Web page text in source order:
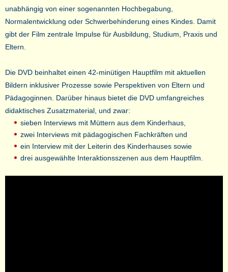
unabhängig von einer sogenannten Hochbegabung,
Normalentwicklung oder Schwerbehinderung eines Kindes. Damit
gibt der Film zentrale Impulse für Ausbildung, Studium, Praxis und
Eltern.
Die DVD beinhaltet einen 42-minütigen Hauptfilm mit aktuellen
Bildern inklusiver Prozesse sowie Perspektiven von Eltern und
Pädagoginnen. Darüber hinaus bietet die DVD umfangreiches
didaktisches Zusatzmaterial, und zwar:
sieben Interviews mit Müttern aus dem Kinderhaus,
zwei Interviews mit pädagogischen Fachkräften und
ein Interview mit der Leiterin des Kinderhauses sowie
drei ausgewählte Interaktionsszenen aus dem Hauptfilm.